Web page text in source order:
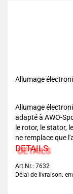
Allumage
Allumage
adapté à AWO-
le rotor, le stator,
ne remplace que
DETAILS
Art.Nr.: 7632
Délai de livraison: